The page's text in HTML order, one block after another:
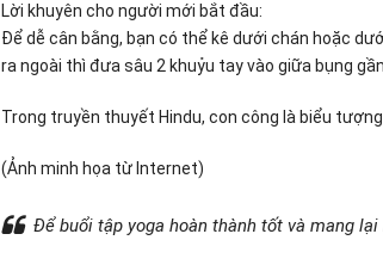
Lời khuyên cho người mới bắt đầu:
Để dễ cân bằng, bạn có thể kê dưới chán hoặc
ra ngoài thì đưa sâu 2 khuỷu tay vào giữa bụng gần
Trong truyền thuyết Hindu, con công là biểu
(Ảnh minh họa từ Internet)
Để buổi tập yoga hoàn thành tốt và mang